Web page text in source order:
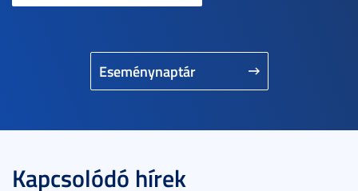
Eseménynaptár
Kapcsolódó hírek